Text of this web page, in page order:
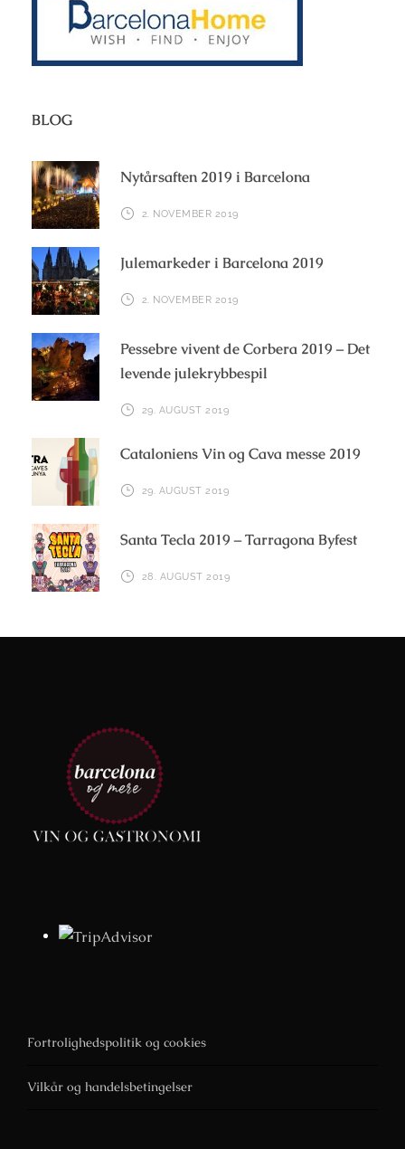
BLOG
Nytårsaften 2019 i Barcelona
2. NOVEMBER 2019
Julemarkeder i Barcelona 2019
2. NOVEMBER 2019
Pessebre vivent de Corbera 2019 – Det
levende julekrybbespil
29. AUGUST 2019
Cataloniens Vin og Cava messe 2019
29. AUGUST 2019
Santa Tecla 2019 – Tarragona Byfest
28. AUGUST 2019
Fortrolighedspolitik og cookies
Vilkår og handelsbetingelser